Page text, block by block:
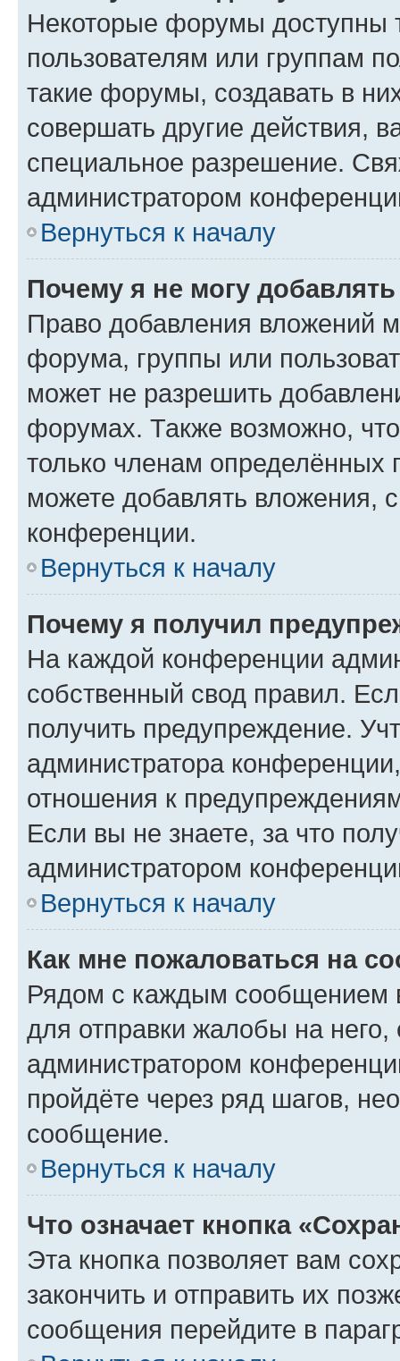
Некоторые форумы доступны
пользователям или группам
такие форумы, создавать в
совершать другие действия,
специальное разрешение.
администратором
Вернуться к началу
Почему я не могу
Право добавления вложений
форума, группы или
может не разрешить
форумах. Также возможно,
только членам определённых
можете добавлять вложения,
конференции.
Вернуться к началу
Почему я получил
На каждой конференции
собственный свод правил.
получить предупреждение.
администратора
отношения к
Если вы не знаете, за что
администратором
Вернуться к началу
Как мне пожаловаться на
Рядом с каждым сообщением
для отправки жалобы на
администратором
пройдёте через ряд шагов,
сообщение.
Вернуться к началу
Что означает кнопка
Эта кнопка позволяет вам
закончить и отправить их
сообщения перейдите в